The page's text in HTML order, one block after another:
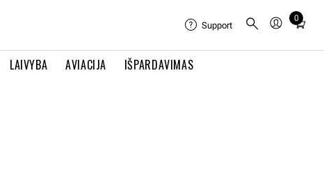
LAIVYBA AVIACIJA IŠPARDAVIMAS
Support
0
Total
in